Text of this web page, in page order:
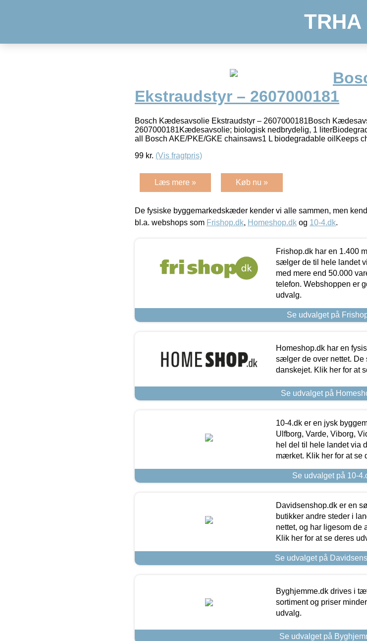
TRHA
Ekstraudstyr – 2607000181
Bosch Kædesavsolie Ekstraudstyr – 2607000181Bosch
2607000181Kædesavsolie; biologisk nedbrydelig, 1
all Bosch AKE/PKE/GKE chainsaws1 L biodegradable oilKeeps
99 kr. (Vis fragtpris)
Læs mere » Køb nu »
De fysiske byggemarkedskæder kender vi alle sammen, men
bl.a. webshops som Frishop.dk, Homeshop.dk og 10-4.dk.
Frishop.dk har en 1.400
sælger de til hele landet
med mere end 50.000
telefon. Webshoppen er
udvalg.
Se udvalget på
Homeshop.dk har en
sælger de over nettet. De
danskejet. Klik her for at
Se udvalget på
10-4.dk er en jysk
Ulfborg, Varde, Viborg,
hel del til hele landet via
mærket. Klik her for at se
Se udvalget på 10-
Davidsenshop.dk er en
butikker andre steder i
nettet, og har ligesom de
Klik her for at se deres
Se udvalget på
Byghjemme.dk drives i
sortiment og priser
udvalg.
Se udvalget på